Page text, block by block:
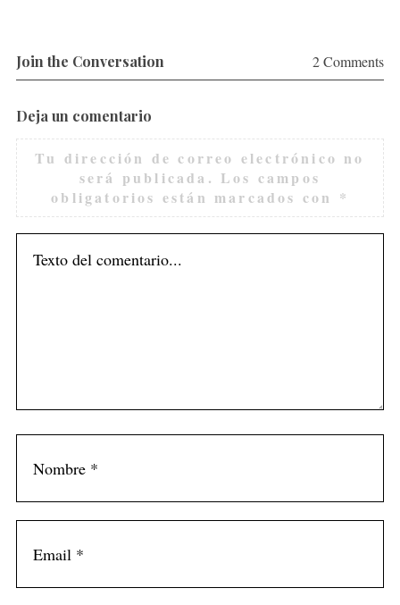
Join the Conversation 2 Comments
Deja un comentario
Tu dirección de correo electrónico no
será publicada. Los campos
obligatorios están marcados con *